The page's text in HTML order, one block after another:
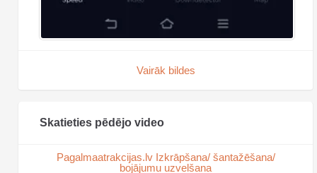
Vairāk bildes
Skatieties pēdējo video
Pagalmaatrakcijas.lv Izkrāpšana/ šantažēšana/
bojājumu uzvelšana